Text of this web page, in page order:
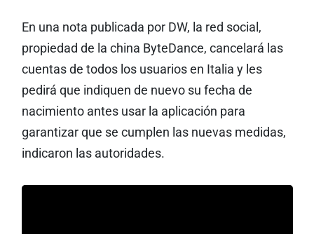
En una nota publicada por DW, la red social,
propiedad de la china ByteDance, cancelará las
cuentas de todos los usuarios en Italia y les
pedirá que indiquen de nuevo su fecha de
nacimiento antes usar la aplicación para
garantizar que se cumplen las nuevas medidas,
indicaron las autoridades.